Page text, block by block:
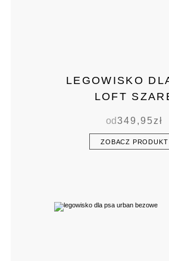
LEGOWISKO
LOFT
od349,95zł
ZOBACZ PRODUKT